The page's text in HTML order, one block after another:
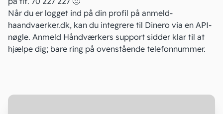
Når du er logget ind på din profil på anmeld-
haandvaerker.dk, kan du integrere til Dinero via en API-
nøgle. Anmeld Håndværkers support sidder klar til at
hjælpe dig; bare ring på ovenstående telefonnummer.